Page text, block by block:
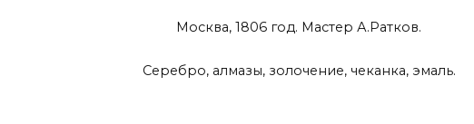
Москва, 1806 год. Мастер А.Ратков.
Серебро, алмазы, золочение, чеканка, эмаль.